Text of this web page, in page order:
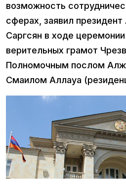
возможность
сферах, заявил
Саргсян в ходе
верительных грамот
Полномочным послом
Смаилом Аллауа